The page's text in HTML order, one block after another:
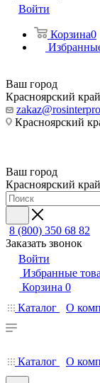
Войти
Корзина0
Ваш город
Красноярский край
Красноярский
Ваш город
Красноярский край
8 (800) 350 68 82
Заказать звонок
Войти
Избранные
Корзина 0
Каталог
О
Каталог О